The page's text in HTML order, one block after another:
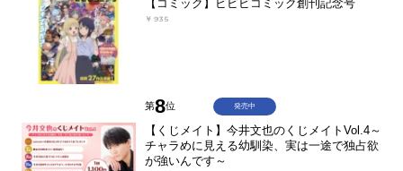
【コミック】ビビビコミック創刊記念号
￥935
第8位
【くじメイト】今井文也のくじメイトVol.4～
チャラめに見える幼馴染、実は一途で独占欲
が強いんです～
発売中